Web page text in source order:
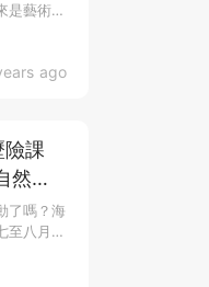
ago
是藝術生
險課
然國
了嗎？海
至八月